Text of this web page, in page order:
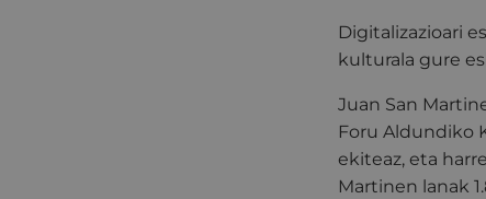
Digitalizazioari
kulturala gure
Juan San
Foru Aldundiko
ekiteaz, eta
Martinen lanak